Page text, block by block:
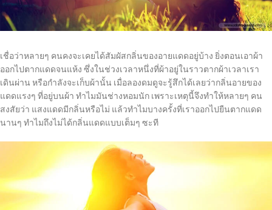
เชื่อว่าหลายๆ คนคงจะเคยได้สัมผัสกลิ่นของอายแดดอยู่บ้าง ยิ่งตอนเอาผ้า
ออกไปตากแดดจนแห้ง ซึ่งในช่วงเวลาหนึ่งที่ผ้าอยู่ในราวตากผ้าเวลาเรา
เดินผ่าน หรือกำลังจะเก็บผ้านั้น เมื่อลองดมดูจะรู้สึกได้เลยว่ากลิ่นอายของ
แดดแรงๆ ที่อยู่บนผ้า ทำไมมันช่างหอมนัก เพราะเหตุนี้จึงทำให้หลายๆ คน
สงสัยว่า แสงแดดมีกลิ่นหรือไม่ แล้วทำไมบางครั้งที่เราออกไปยืนตากแดด
นานๆ ทำไมถึงไม่ได้กลิ่นแดดแบบเต็มๆ ซะที